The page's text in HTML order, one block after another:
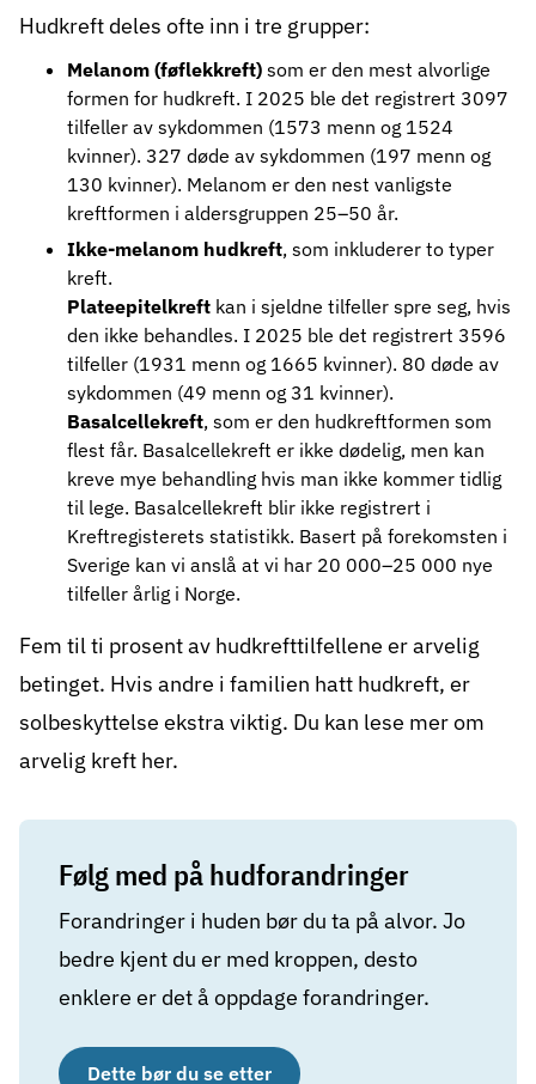
Hudkreft deles ofte inn i tre grupper:
Melanom (føflekkreft) som er den mest alvorlige
formen for hudkreft. I 2025 ble det registrert 3097
tilfeller av sykdommen (1573 menn og 1524
kvinner). 327 døde av sykdommen (197 menn og
130 kvinner). Melanom er den nest vanligste
kreftformen i aldersgruppen 25–50 år.
Ikke-melanom hudkreft, som inkluderer to typer
kreft.
Plateepitelkreft kan i sjeldne tilfeller spre seg, hvis
den ikke behandles. I 2025 ble det registrert 3596
tilfeller (1931 menn og 1665 kvinner). 80 døde av
sykdommen (49 menn og 31 kvinner).
Basalcellekreft, som er den hudkreftformen som
flest får. Basalcellekreft er ikke dødelig, men kan
kreve mye behandling hvis man ikke kommer tidlig
til lege. Basalcellekreft blir ikke registrert i
Kreftregisterets statistikk. Basert på forekomsten i
Sverige kan vi anslå at vi har 20 000–25 000 nye
tilfeller årlig i Norge.
Fem til ti prosent av hudkrefttilfellene er arvelig
betinget. Hvis andre i familien hatt hudkreft, er
solbeskyttelse ekstra viktig. Du kan lese mer om
arvelig kreft her.
Følg med på hudforandringer
Forandringer i huden bør du ta på alvor. Jo
bedre kjent du er med kroppen, desto
enklere er det å oppdage forandringer.
Dette bør du se etter